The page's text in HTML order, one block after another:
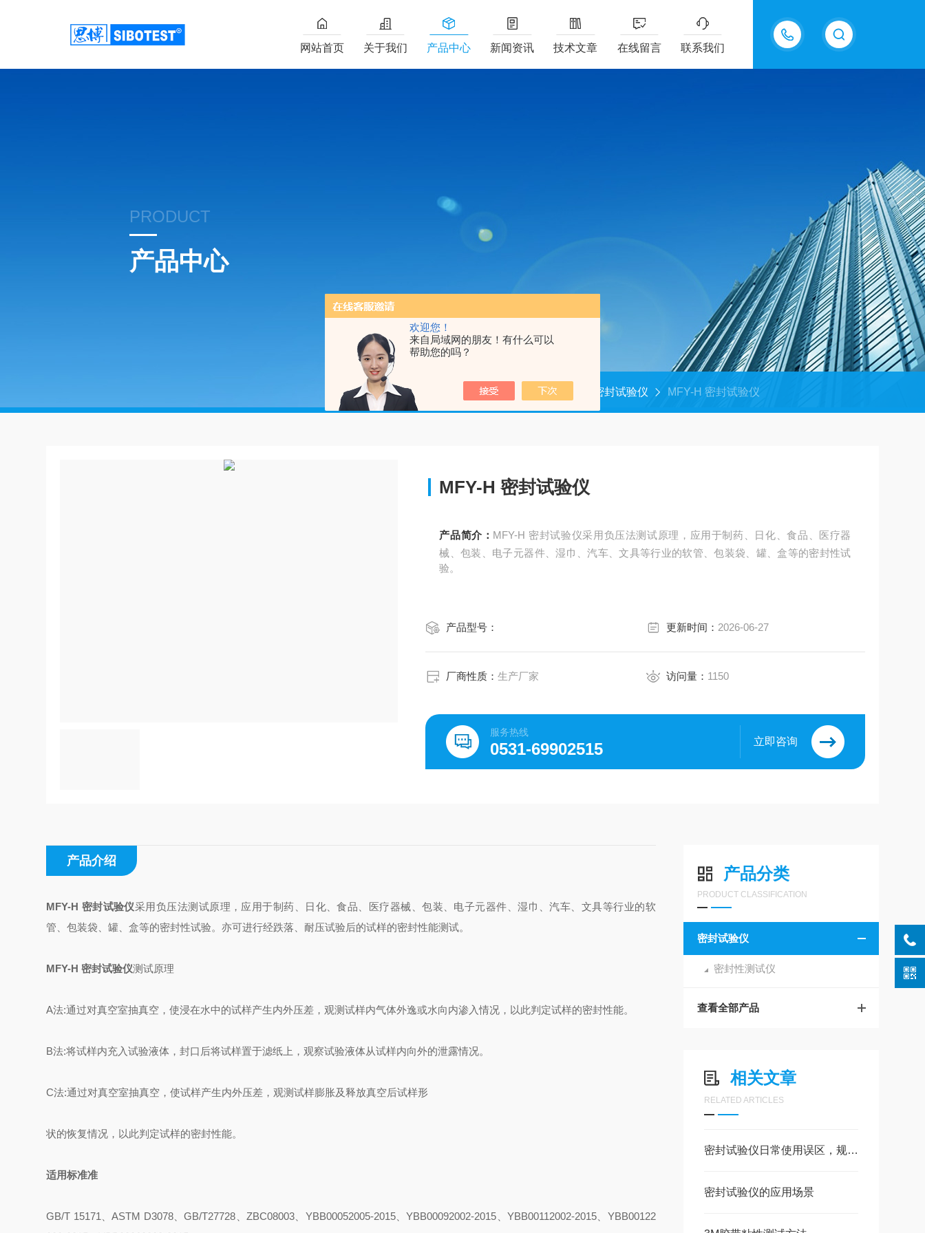
欢迎您！
来自局域网的朋友！有什么可以
帮助您的吗？
15098975615
网站首页 关于我们 产品中心 新闻资讯 技术文章 在线留言 联系我们
PRODUCT
产品中心
首页 产品中心 密封试验仪 MFY-H 密封试验仪
MFY-H 密封试验仪
产品简介： MFY-H 密封试验仪采用负压法测试原理，应用于制药、日化、食品、医疗器
械、包装、电子元器件、湿巾、汽车、文具等行业的软管、包装袋、罐、盒等的密封性试
验。
产品型号： 更新时间： 2026-06-27
厂商性质：生产厂家 访问量： 1150
服务热线
0531-69902515 立即咨询
产品分类
PRODUCT CLASSIFICATION
密封试验仪
密封性测试仪
查看全部产品
相关文章
RELATED ARTICLES
密封试验仪日常使用误区，规范操作保障检测数据稳定
密封试验仪的应用场景
产品介绍
MFY-H 密封试验仪采用负压法测试原理，应用于制药、日化、食品、医疗器械、包装、电子元器件、湿巾、汽车、文具等行业的软
管、包装袋、罐、盒等的密封性试验。亦可进行经跌落、耐压试验后的试样的密封性能测试。
MFY-H 密封试验仪测试原理
A法:通过对真空室抽真空，使浸在水中的试样产生内外压差，观测试样内气体外逸或水向内渗入情况，以此判定试样的密封性能。
B法:将试样内充入试验液体，封口后将试样置于滤纸上，观察试验液体从试样内向外的泄露情况。
C法:通过对真空室抽真空，使试样产生内外压差，观测试样膨胀及释放真空后试样形
状的恢复情况，以此判定试样的密封性能。
适用标准准
GB/T 15171、ASTM D3078、GB/T27728、ZBC08003、YBB00052005-2015、YBB00092002-2015、YBB00112002-2015、YBB00122